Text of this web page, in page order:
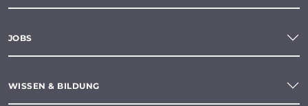
JOBS
WISSEN & BILDUNG